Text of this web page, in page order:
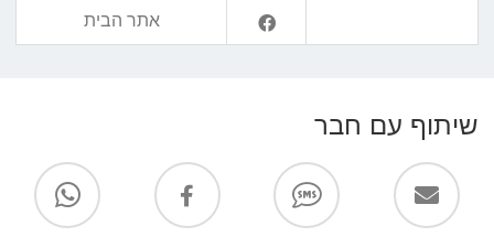
אתר הבית
שיתוף עם חבר